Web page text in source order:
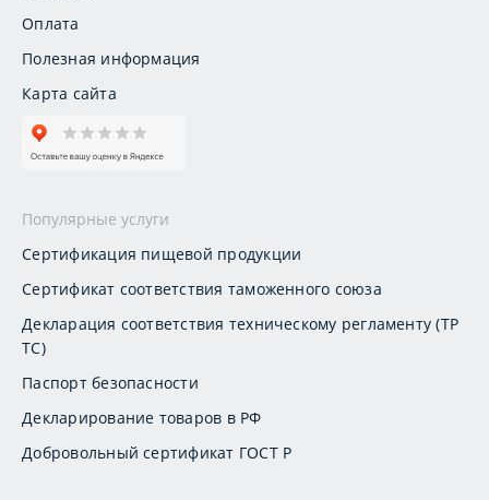
Оплата
Полезная информация
Карта сайта
Популярные услуги
Сертификация пищевой продукции
Сертификат соответствия таможенного союза
Декларация соответствия техническому регламенту (ТР
ТС)
Паспорт безопасности
Декларирование товаров в РФ
Добровольный сертификат ГОСТ Р